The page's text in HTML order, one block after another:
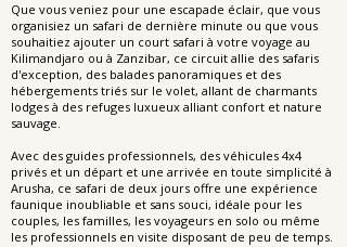
Que vous veniez pour une escapade éclair, que vous
organisiez un safari de dernière minute ou que vous
souhaitiez ajouter un court safari à votre voyage au
Kilimandjaro ou à Zanzibar, ce circuit allie des safaris
d'exception, des balades panoramiques et des
hébergements triés sur le volet, allant de charmants
lodges à des refuges luxueux alliant confort et nature
sauvage.
Avec des guides professionnels, des véhicules 4x4
privés et un départ et une arrivée en toute simplicité à
Arusha, ce safari de deux jours offre une expérience
faunique inoubliable et sans souci, idéale pour les
couples, les familles, les voyageurs en solo ou même
les professionnels en visite disposant de peu de temps.